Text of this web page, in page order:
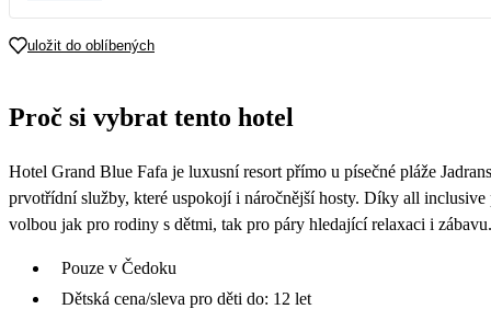
13 479
uložit do oblíbených
Proč si vybrat tento hotel
Hotel Grand Blue Fafa je luxusní resort přímo u písečné pláže
prvotřídní služby, které uspokojí i náročnější hosty. Díky all
volbou jak pro rodiny s dětmi, tak pro páry hledající relaxaci i zábavu.
Pouze v Čedoku
Dětská cena/sleva pro děti do: 12 let